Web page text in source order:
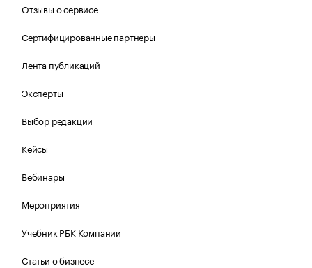
Отзывы о сервисе
Сертифицированные партнеры
Лента публикаций
Эксперты
Выбор редакции
Кейсы
Вебинары
Мероприятия
Учебник РБК Компании
Статьи о бизнесе